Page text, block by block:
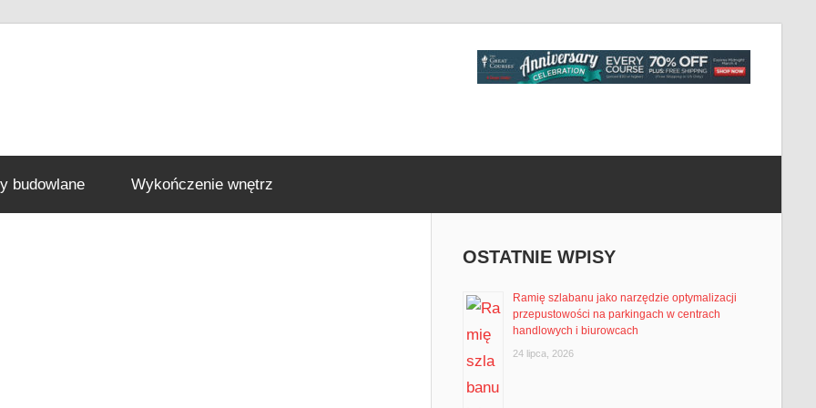
budowlane Wykończenie wnętrz
OSTATNIE WPISY
Ramię szlabanu jako narzędzie optymalizacji
przepustowości na parkingach w centrach
handlowych i biurowcach
24 lipca, 2026